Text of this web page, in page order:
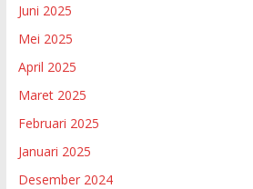
Juni 2025
Mei 2025
April 2025
Maret 2025
Februari 2025
Januari 2025
Desember 2024